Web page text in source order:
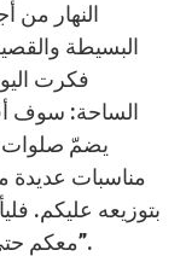
النهار من
البسيطة
فكرت
الساحة: سوف
يضمّ صلوات
مناسبات
بتوزيعه عليكم.
معكم حتى يساعدكم على تمضية نهاركم مع الله”.